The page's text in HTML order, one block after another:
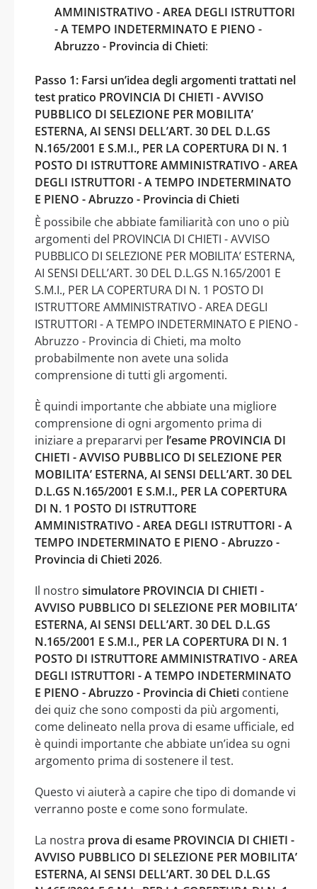
AMMINISTRATIVO - AREA DEGLI ISTRUTTORI
- A TEMPO INDETERMINATO E PIENO -
Abruzzo - Provincia di Chieti:
Passo 1: Farsi un’idea degli argomenti trattati nel
test pratico PROVINCIA DI CHIETI - AVVISO
PUBBLICO DI SELEZIONE PER MOBILITA’
ESTERNA, AI SENSI DELL’ART. 30 DEL D.L.GS
N.165/2001 E S.M.I., PER LA COPERTURA DI N. 1
POSTO DI ISTRUTTORE AMMINISTRATIVO - AREA
DEGLI ISTRUTTORI - A TEMPO INDETERMINATO
E PIENO - Abruzzo - Provincia di Chieti
È possibile che abbiate familiarità con uno o più
argomenti del PROVINCIA DI CHIETI - AVVISO
PUBBLICO DI SELEZIONE PER MOBILITA’ ESTERNA,
AI SENSI DELL’ART. 30 DEL D.L.GS N.165/2001 E
S.M.I., PER LA COPERTURA DI N. 1 POSTO DI
ISTRUTTORE AMMINISTRATIVO - AREA DEGLI
ISTRUTTORI - A TEMPO INDETERMINATO E PIENO -
Abruzzo - Provincia di Chieti, ma molto
probabilmente non avete una solida
comprensione di tutti gli argomenti.
È quindi importante che abbiate una migliore
comprensione di ogni argomento prima di
iniziare a prepararvi per l’esame PROVINCIA DI
CHIETI - AVVISO PUBBLICO DI SELEZIONE PER
MOBILITA’ ESTERNA, AI SENSI DELL’ART. 30 DEL
D.L.GS N.165/2001 E S.M.I., PER LA COPERTURA
DI N. 1 POSTO DI ISTRUTTORE
AMMINISTRATIVO - AREA DEGLI ISTRUTTORI - A
TEMPO INDETERMINATO E PIENO - Abruzzo -
Provincia di Chieti 2026.
Il nostro simulatore PROVINCIA DI CHIETI -
AVVISO PUBBLICO DI SELEZIONE PER MOBILITA’
ESTERNA, AI SENSI DELL’ART. 30 DEL D.L.GS
N.165/2001 E S.M.I., PER LA COPERTURA DI N. 1
POSTO DI ISTRUTTORE AMMINISTRATIVO - AREA
DEGLI ISTRUTTORI - A TEMPO INDETERMINATO
E PIENO - Abruzzo - Provincia di Chieti contiene
dei quiz che sono composti da più argomenti,
come delineato nella prova di esame ufficiale, ed
è quindi importante che abbiate un’idea su ogni
argomento prima di sostenere il test.
Questo vi aiuterà a capire che tipo di domande vi
verranno poste e come sono formulate.
La nostra prova di esame PROVINCIA DI CHIETI -
AVVISO PUBBLICO DI SELEZIONE PER MOBILITA’
ESTERNA, AI SENSI DELL’ART. 30 DEL D.L.GS